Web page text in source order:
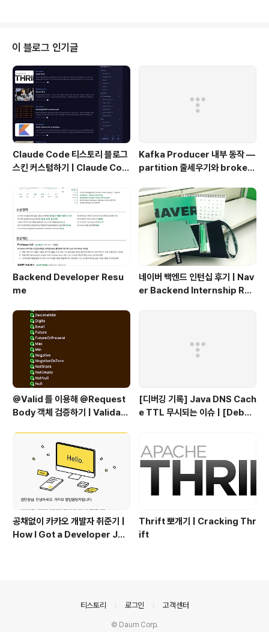
이터베이스 프레임워크 및 라이브러리 프로그래밍 언어 서
비스 개발 Java JPA 스프링 데이터 JPA 온라인 강의ww
w.inflearn.com평소에 Spring Data JPA 를 썼는데, 김
영한님은 JPA 자체를 강의하시더라구요.김영한님 강의 바
탕으로 Spring Data ..
이 블로그 인기글
Claude Code 티스토리 블로그
스킨 커스텀하기 | Claude Cod
og Skin
Kafka Producer 내부 동작 —
partition 줄세우기와 broker
Backend Developer Resu
me
네이버 백엔드 인턴십 후기 | Nav
er Backend Internship Rev
@Valid 를 이용해 @Request
Body 객체 검증하기 | Validati
[디버깅 기록] Java DNS Cach
e TTL 무시되는 이슈 | [Debug
공채없이 카카오 개발자 취준기 |
How I Got a Developer Job
Thrift 뽀개기 | Cracking Thr
ift
티스토리 로그인 고객센터
© Daum Corp.